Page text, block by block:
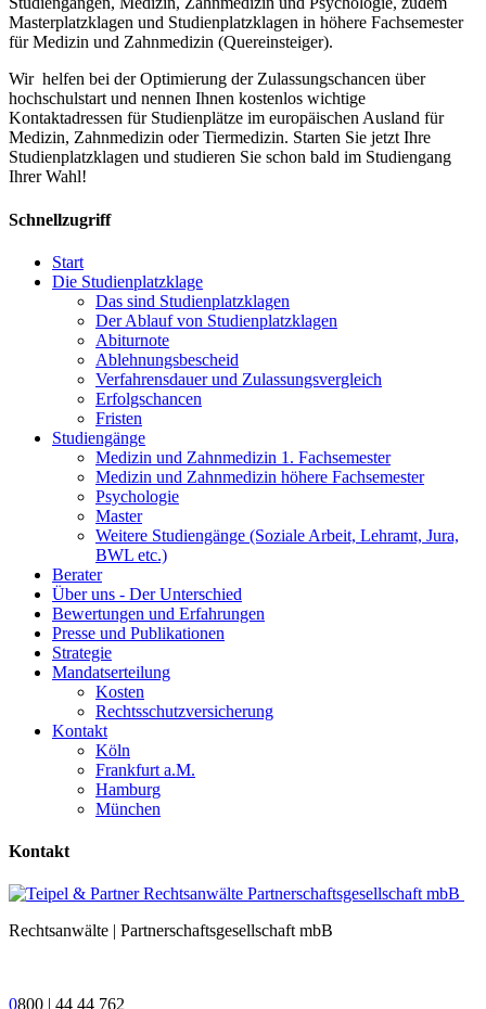
Masterplatzklagen und Studienplatzklagen in höhere Fachsemester
für Medizin und Zahnmedizin (Quereinsteiger).
Wir helfen bei der Optimierung der Zulassungschancen über
hochschulstart und nennen Ihnen kostenlos wichtige
Kontaktadressen für Studienplätze im europäischen Ausland für
Medizin, Zahnmedizin oder Tiermedizin. Starten Sie jetzt Ihre
Studienplatzklagen und studieren Sie schon bald im Studiengang
Ihrer Wahl!
Schnellzugriff
Start
Die Studienplatzklage
Das sind Studienplatzklagen
Der Ablauf von Studienplatzklagen
Abiturnote
Ablehnungsbescheid
Verfahrensdauer und Zulassungsvergleich
Erfolgschancen
Fristen
Studiengänge
Medizin und Zahnmedizin 1. Fachsemester
Medizin und Zahnmedizin höhere Fachsemester
Psychologie
Master
Weitere Studiengänge (Soziale Arbeit, Lehramt, Jura,
BWL etc.)
Berater
Über uns - Der Unterschied
Bewertungen und Erfahrungen
Presse und Publikationen
Strategie
Mandatserteilung
Kosten
Rechtsschutzversicherung
Kontakt
Köln
Frankfurt a.M.
Hamburg
München
Kontakt
Rechtsanwälte | Partnerschaftsgesellschaft mbB
0800 | 44 44 762